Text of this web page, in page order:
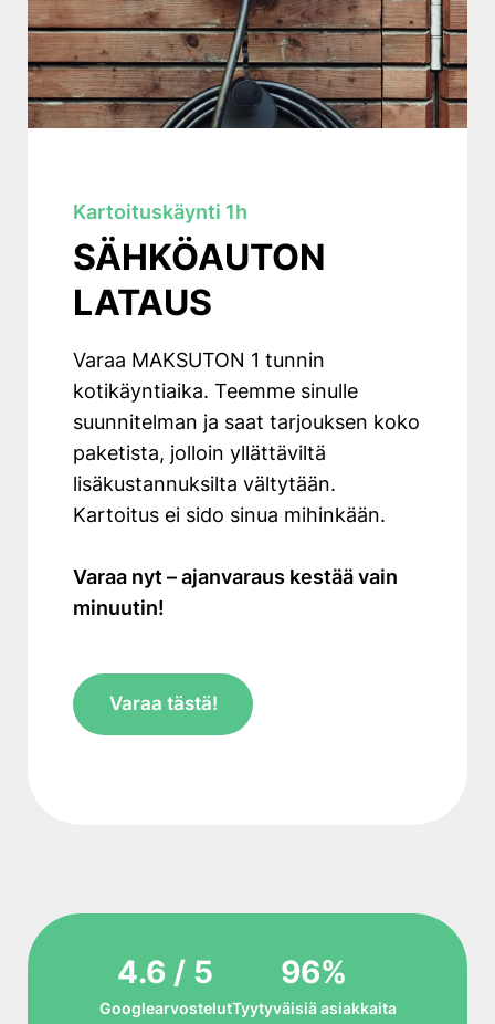
Kartoituskäynti 1h
SÄHKÖAUTON
LATAUS
Varaa MAKSUTON 1 tunnin
kotikäyntiaika. Teemme sinulle
suunnitelman ja saat tarjouksen koko
paketista, jolloin yllättäviltä
lisäkustannuksilta vältytään.
Kartoitus ei sido sinua mihinkään.
Varaa nyt – ajanvaraus kestää vain
minuutin!
Varaa tästä!
4.6 / 5
Googlearvostelut
96%
Tyytyväisiä asiakkaita